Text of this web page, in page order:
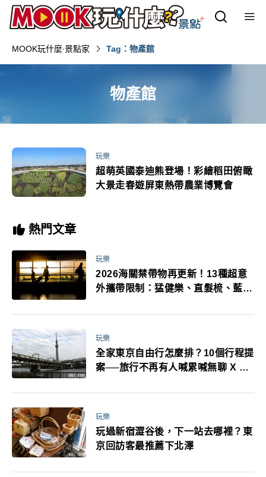
MOOK玩什麼‧景點家 Tag：物產館
物產館
玩樂
超萌英國泰迪熊登場！彩繪稻田俯瞰
大景走春遊屏東熱帶農業博覽會
熱門文章
玩樂
2026海關禁帶物再更新！13種超意
外攜帶限制：猛健樂、直髮梳、藍牙
萬！注意事項一次看！
玩樂
全家東京自由行怎麼排？10個行程提
案──旅行不再有人喊累喊無聊 X 爸
玩樂
玩過新宿澀谷後，下一站去哪裡？東
京回訪客最推薦下北澤